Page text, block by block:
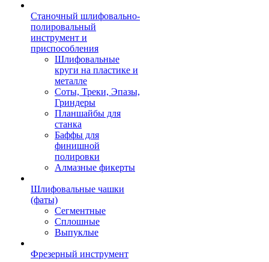
Станочный шлифовально-
полировальный
инструмент и
приспособления
Шлифовальные
круги на пластике и
металле
Соты, Треки, Эпазы,
Гриндеры
Планшайбы для
станка
Баффы для
финишной
полировки
Алмазные фикерты
Шлифовальные чашки
(фаты)
Сегментные
Сплошные
Выпуклые
Фрезерный инструмент